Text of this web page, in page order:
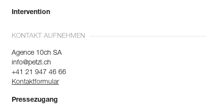
Intervention
KONTAKT AUFNEHMEN
Agence 10ch SA
info@petzl.ch
+41 21 947 46 66
Kontaktformular
Pressezugang